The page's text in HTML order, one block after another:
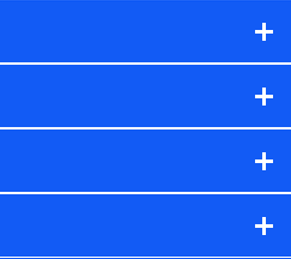
び保険の更改案内等を提供し
コモ・フィナンシャルグルー
保険契約に関する情報。例と
険者の氏名、住所、生年月
保険者の関係、保険加入の目
料、保険料のお支払方法、車
の情報、建物の構造や築年数